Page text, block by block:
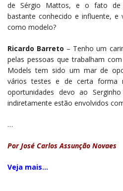
de Sérgio Mattos, e o fato de
bastante conhecido e influente, e
como modelo?
Ricardo Barreto – Tenho um
pelas pessoas que trabalham
Models tem sido um mar de
vários testes e de certa forma
oportunidades devo ao
indiretamente estão envolvidos
…
Por José Carlos Assunção Novaes
Veja mais…